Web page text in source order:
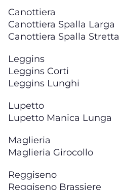
Canottiera
Canottiera Spalla Larga
Canottiera Spalla Stretta
Leggins
Leggins Corti
Leggins Lunghi
Lupetto
Lupetto Manica Lunga
Maglieria
Maglieria Girocollo
Reggiseno
Reggiseno Brassiere